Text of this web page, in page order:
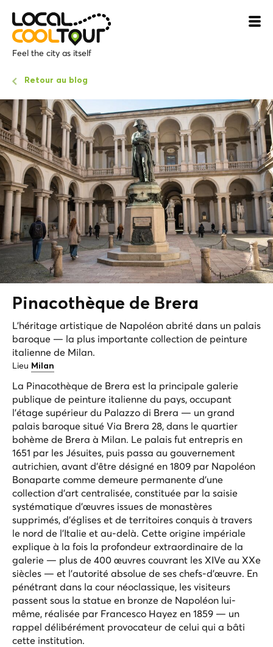
Feel the city as itself
Retour au blog
Pinacothèque de Brera
L'héritage artistique de Napoléon abrité dans un palais
baroque — la plus importante collection de peinture
italienne de Milan.
Lieu Milan
La Pinacothèque de Brera est la principale galerie
publique de peinture italienne du pays, occupant
l'étage supérieur du Palazzo di Brera — un grand
palais baroque situé Via Brera 28, dans le quartier
bohème de Brera à Milan. Le palais fut entrepris en
1651 par les Jésuites, puis passa au gouvernement
autrichien, avant d'être désigné en 1809 par Napoléon
Bonaparte comme demeure permanente d'une
collection d'art centralisée, constituée par la saisie
systématique d'œuvres issues de monastères
supprimés, d'églises et de territoires conquis à travers
le nord de l'Italie et au-delà. Cette origine impériale
explique à la fois la profondeur extraordinaire de la
galerie — plus de 400 œuvres couvrant les XIVe au XXe
siècles — et l'autorité absolue de ses chefs-d'œuvre. En
pénétrant dans la cour néoclassique, les visiteurs
passent sous la statue en bronze de Napoléon lui-
même, réalisée par Francesco Hayez en 1859 — un
rappel délibérément provocateur de celui qui a bâti
cette institution.